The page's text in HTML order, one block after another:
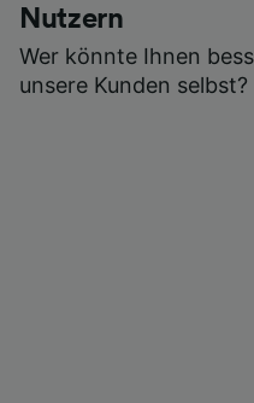
Nutzern
Wer könnte Ihnen
unsere Kunden selbst?